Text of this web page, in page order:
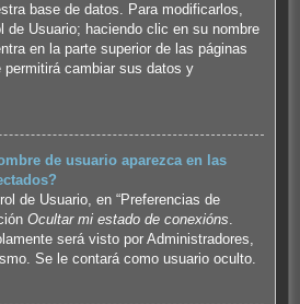
base de datos. Para modificarlos,
de Usuario; haciendo clic en su nombre
en la parte superior de las páginas
cambiar sus datos y
de usuario aparezca en las
de Usuario, en “Preferencias de
Ocultar mi estado de conexións
será visto por Administradores,
Se le contará como usuario oculto.